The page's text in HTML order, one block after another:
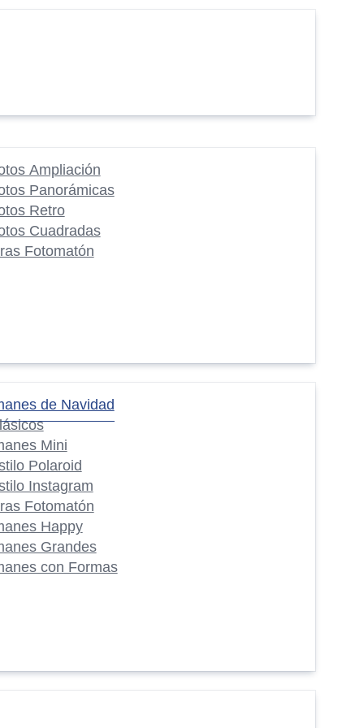
Ampliación
Panorámicas
Retro
Cuadradas
Fotomatón
de Navidad
Mini
Polaroid
Instagram
Fotomatón
Happy
Grandes
con Formas